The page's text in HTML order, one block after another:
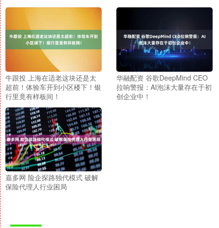
牛跟投 上海在适老这块还是太
超前！体验车开到小区楼下！银
行里竟有样板间！
华融配资 谷歌DeepMind CEO
拉响警报：AI泡沫大量存在于初
创企业中！
嘉多网 险企探路独代模式 破解
保险代理人行业困局